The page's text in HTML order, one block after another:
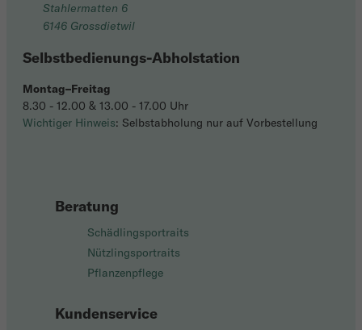
Beratung
Schädlingsportraits
Nützlingsportraits
Pflanzenpflege
Kundenservice
Stahlermatten 6
6146 Grossdietwil
Selbstbedienungs-Abholstation
Montag–Freitag
8.30 - 12.00 & 13.00 - 17.00 Uhr
Wichtiger Hinweis: Selbstabholung nur auf Vorbestellung